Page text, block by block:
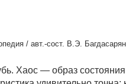
/ авт.-сост. В.Э.
Хаос — образ